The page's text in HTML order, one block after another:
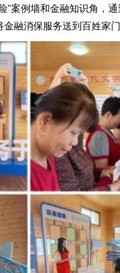
”案例墙和金融知识角，
融消保服务送到百姓家门